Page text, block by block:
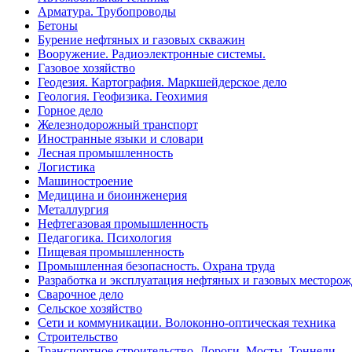
Арматура. Трубопроводы
Бетоны
Бурение нефтяных и газовых скважин
Вооружение. Радиоэлектронные системы.
Газовое хозяйство
Геодезия. Картография. Маркшейдерское дело
Геология. Геофизика. Геохимия
Горное дело
Железнодорожный транспорт
Иностранные языки и словари
Лесная промышленность
Логистика
Машиностроение
Медицина и биоинженерия
Металлургия
Нефтегазовая промышленность
Педагогика. Психология
Пищевая промышленность
Промышленная безопасность. Охрана труда
Разработка и эксплуатация нефтяных и газовых
Сварочное дело
Сельское хозяйство
Сети и коммуникации. Волоконно-оптическая техника
Строительство